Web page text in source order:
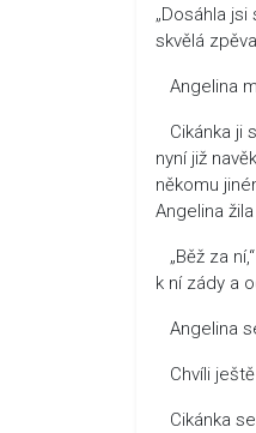
„Dosáhla
skvělá
Angelina
Cikánka ji
nyní již
někomu
Angelina
„Běž za
k ní zády a
Angelina
Chvíli
Cikánka